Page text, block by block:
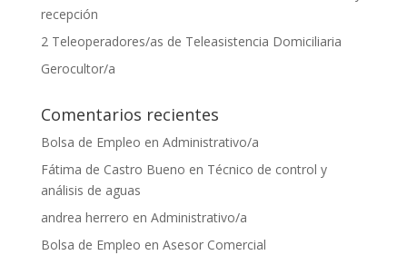
recepción
2 Teleoperadores/as de Teleasistencia Domiciliaria
Gerocultor/a
Comentarios recientes
Bolsa de Empleo en Administrativo/a
Fátima de Castro Bueno en Técnico de control y
análisis de aguas
andrea herrero en Administrativo/a
Bolsa de Empleo en Asesor Comercial